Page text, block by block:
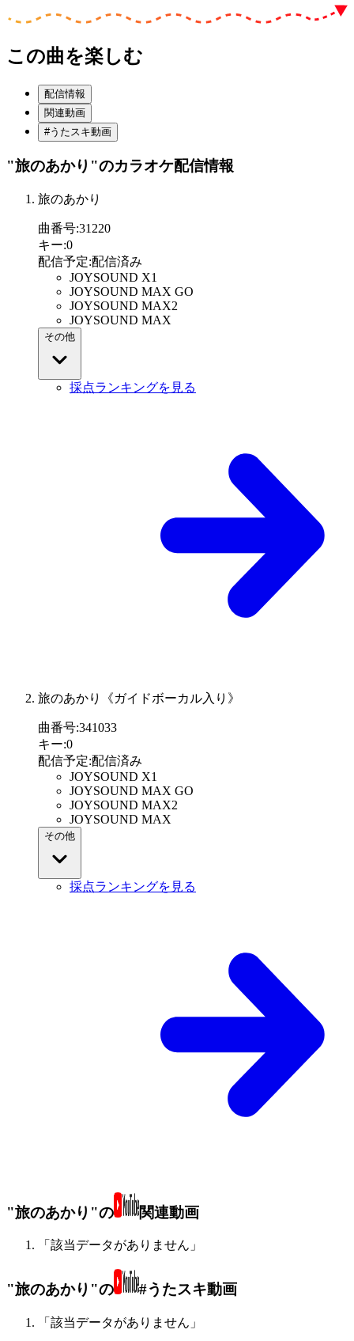
この曲を楽しむ
配信情報
関連動画
#うたスキ動画
"旅のあかり"のカラオケ配信情報
旅のあかり
曲番号:31220
キー:0
配信予定:配信済み
JOYSOUND X1
JOYSOUND MAX GO
JOYSOUND MAX2
JOYSOUND MAX
その他
採点ランキングを見る
旅のあかり《ガイドボーカル入り》
曲番号:341033
キー:0
配信予定:配信済み
JOYSOUND X1
JOYSOUND MAX GO
JOYSOUND MAX2
JOYSOUND MAX
その他
採点ランキングを見る
"旅のあかり"の 関連動画
「該当データがありません」
"旅のあかり"の #うたスキ動画
「該当データがありません」